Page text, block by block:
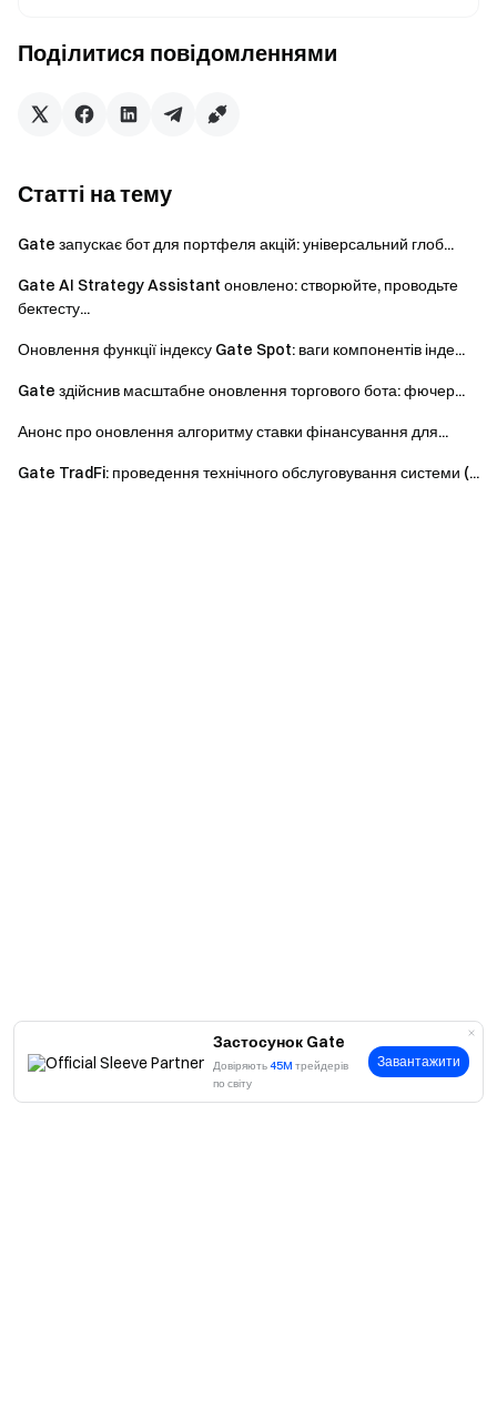
Застосунок Gate
Довіряють45M трейдерів
по світу
Завантажити
Поділитися повідомленнями
Статті на тему
Gate запускає бот для портфеля акцій: універсальний глоб...
Gate AI Strategy Assistant оновлено: створюйте, проводьте
бектесту...
Оновлення функції індексу Gate Spot: ваги компонентів інде...
Gate здійснив масштабне оновлення торгового бота: фючер...
Анонс про оновлення алгоритму ставки фінансування для...
Gate TradFi: проведення технічного обслуговування системи (...